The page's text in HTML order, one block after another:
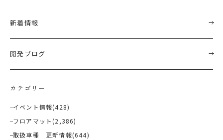
新着情報
開発ブログ
カテゴリー
イベント情報(428)
フロアマット (2,386)
取扱車種 更新情報(644)